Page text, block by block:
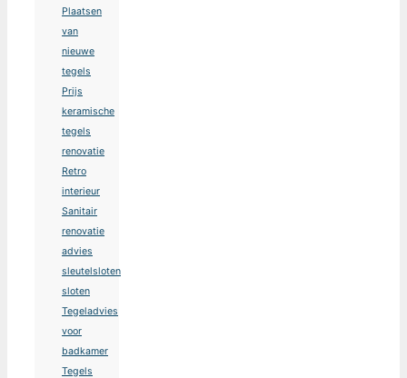
Plaatsen
van
nieuwe
tegels
Prijs
keramische
tegels
renovatie
Retro
interieur
Sanitair
renovatie
advies
sleutelsloten
sloten
Tegeladvies
voor
badkamer
Tegels